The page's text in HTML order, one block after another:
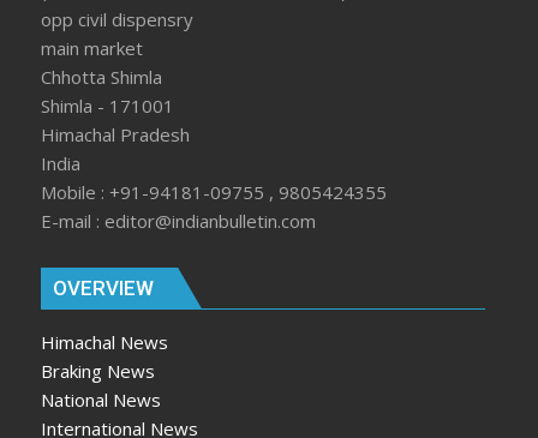
opp civil dispensry
main market
Chhotta Shimla
Shimla - 171001
Himachal Pradesh
India
Mobile : +91-94181-09755 , 9805424355
E-mail : editor@indianbulletin.com
OVERVIEW
Himachal News
Braking News
National News
International News